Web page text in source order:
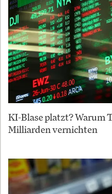
KI-Blase platzt? Warum
Milliarden vernichten